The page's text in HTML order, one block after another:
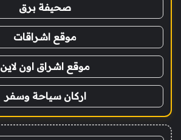
صحيفة برق
موقع اشراقات
موقع اشراق اون لاين
اركان سياحة وسفر